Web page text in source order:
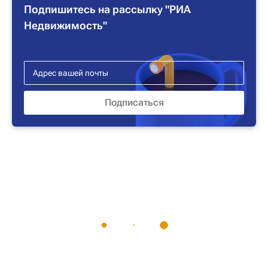
Подпишитесь на рассылку "РИА
Недвижимость"